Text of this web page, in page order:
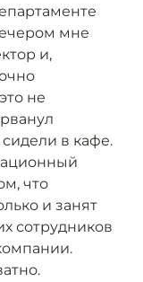
мне
и,
не
в кафе.
что
и занят
сотрудников